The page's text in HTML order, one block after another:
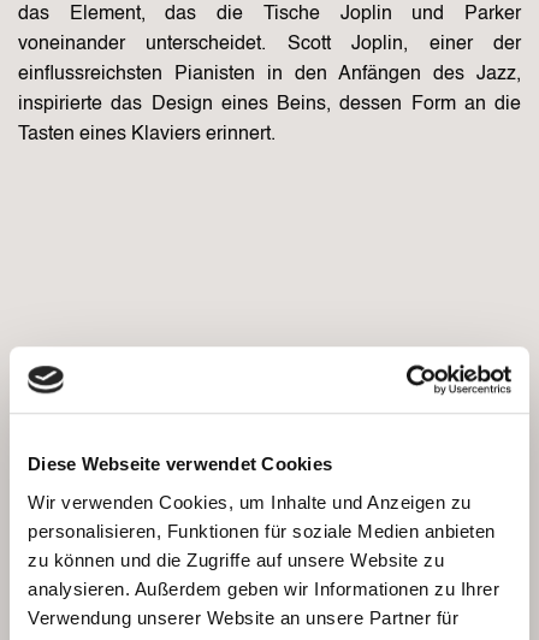
Diese Webseite verwendet Cookies
Wir verwenden Cookies, um Inhalte und Anzeigen zu
personalisieren, Funktionen für soziale Medien anbieten
zu können und die Zugriffe auf unsere Website zu
analysieren. Außerdem geben wir Informationen zu Ihrer
Verwendung unserer Website an unsere Partner für
das Element, das die Tische Joplin und Parker
voneinander unterscheidet. Scott Joplin, einer der
einflussreichsten Pianisten in den Anfängen des Jazz,
inspirierte das Design eines Beins, dessen Form an die
Tasten eines Klaviers erinnert.